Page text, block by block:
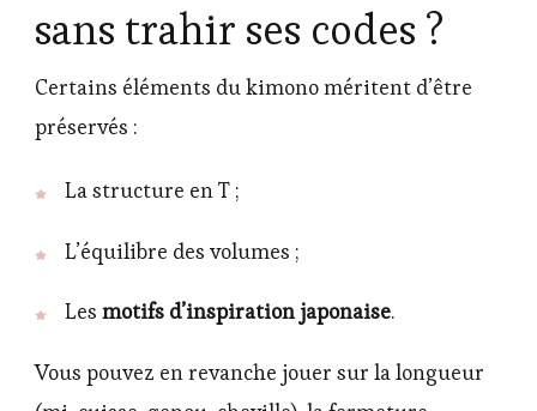
sans trahir ses codes ?
Certains éléments du kimono méritent d’être
préservés :
La structure en T ;
L’équilibre des volumes ;
Les motifs d’inspiration japonaise.
Vous pouvez en revanche jouer sur la longueur